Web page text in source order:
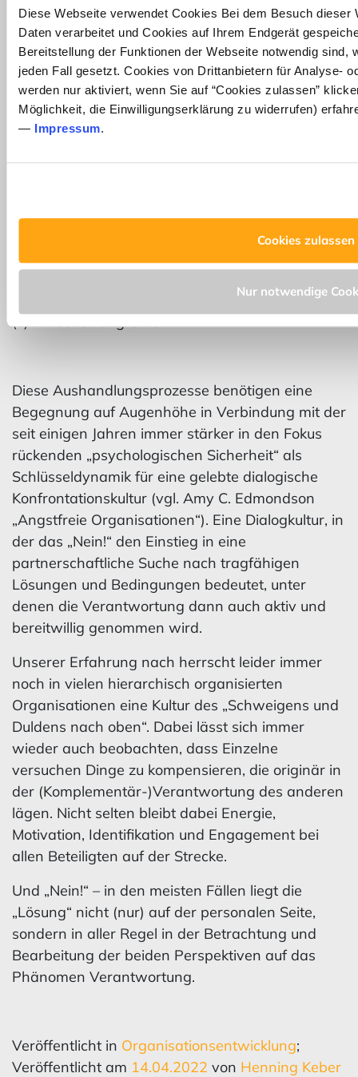
Diese Webseite verwendet Cookies Bei dem Besuch dieser
Daten verarbeitet und Cookies auf Ihrem Endgerät
Bereitstellung der Funktionen der Webseite notwendig sind,
jeden Fall gesetzt. Cookies von Drittanbietern für Analyse-
werden nur aktiviert, wenn Sie auf “Cookies zulassen”
Möglichkeit, die Einwilligungserklärung zu widerrufen)
— Impressum.
Cookies zulassen
Nur notwendige
(c) P1 Consulting GmbH
Diese Aushandlungsprozesse benötigen eine
Begegnung auf Augenhöhe in Verbindung mit der
seit einigen Jahren immer stärker in den Fokus
rückenden „psychologischen Sicherheit“ als
Schlüsseldynamik für eine gelebte dialogische
Konfrontationskultur (vgl. Amy C. Edmondson
„Angstfreie Organisationen“). Eine Dialogkultur, in
der das „Nein!“ den Einstieg in eine
partnerschaftliche Suche nach tragfähigen
Lösungen und Bedingungen bedeutet, unter
denen die Verantwortung dann auch aktiv und
bereitwillig genommen wird.
Unserer Erfahrung nach herrscht leider immer
noch in vielen hierarchisch organisierten
Organisationen eine Kultur des „Schweigens und
Duldens nach oben“. Dabei lässt sich immer
wieder auch beobachten, dass Einzelne
versuchen Dinge zu kompensieren, die originär in
der (Komplementär-)Verantwortung des anderen
lägen. Nicht selten bleibt dabei Energie,
Motivation, Identifikation und Engagement bei
allen Beteiligten auf der Strecke.
Und „Nein!“ – in den meisten Fällen liegt die
„Lösung“ nicht (nur) auf der personalen Seite,
sondern in aller Regel in der Betrachtung und
Bearbeitung der beiden Perspektiven auf das
Phänomen Verantwortung.
Veröffentlicht in Organisationsentwicklung;
Veröffentlicht am 14.04.2022 von Henning Keber